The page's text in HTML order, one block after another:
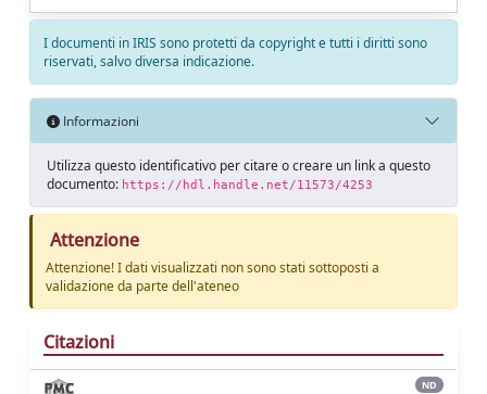
I documenti in IRIS sono protetti da copyright e tutti i diritti sono
riservati, salvo diversa indicazione.
Informazioni
Utilizza questo identificativo per citare o creare un link a questo
documento: https://hdl.handle.net/11573/4253
Attenzione
Attenzione! I dati visualizzati non sono stati sottoposti a
validazione da parte dell'ateneo
Citazioni
ND